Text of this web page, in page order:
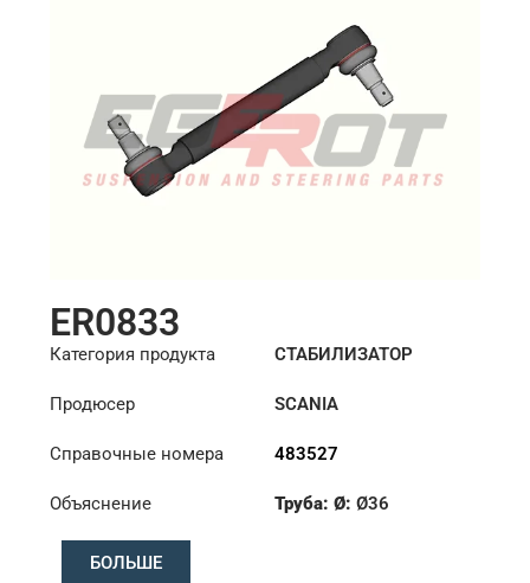
ER0833
Категория продукта СТАБИЛИЗАТОР
Продюсер SCANIA
Справочные номера 483527
Объяснение Труба: Ø:Ø36
БОЛЬШЕ